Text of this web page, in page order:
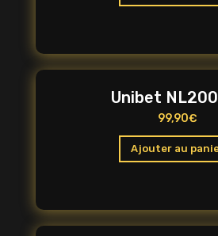
Unibet
99,90€
Ajouter au